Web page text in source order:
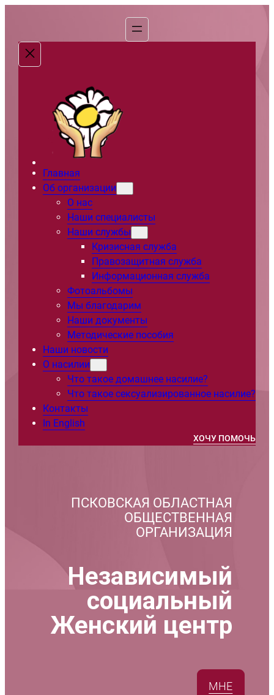
содержимому
Главная
Об организации
О нас
Наши специалисты
Наши службы
Кризисная служба
Правозащитная служба
Информационная служба
Фотоальбомы
Мы благодарим
Наши документы
Методические пособия
Наши новости
О насилии
Что такое домашнее насилие?
Что такое сексуализированное насилие?
Контакты
In English
ХОЧУ ПОМОЧЬ
ПСКОВСКАЯ ОБЛАСТНАЯ
ОБЩЕСТВЕННАЯ
ОРГАНИЗАЦИЯ
Независимый
социальный
Женский центр
МНЕ